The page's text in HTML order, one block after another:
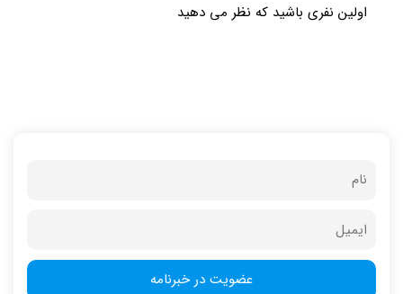
اولین نفری باشید که نظر می دهید